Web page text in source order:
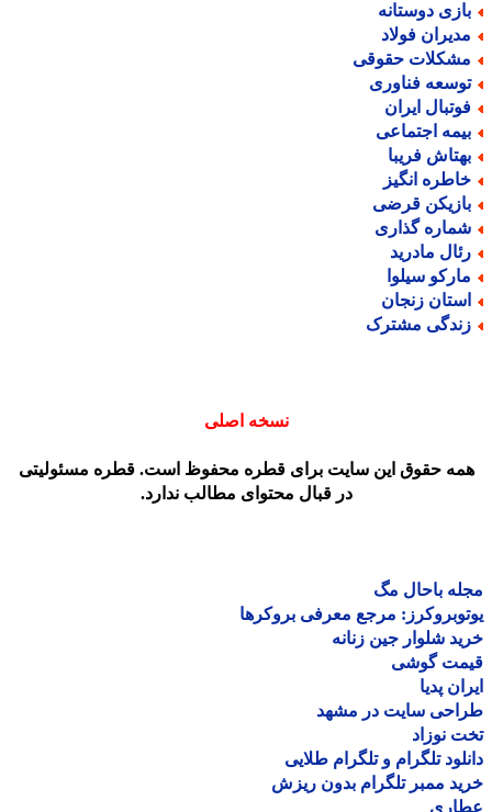
دوستانه
فولاد
حقوقی
فناوری
ایران
اجتماعی
فریبا
انگیز
قرضی
گذاری
مادرید
سیلوا
زنجان
مشترک
نسخه اصلی
حقوق این سایت برای قطره محفوظ است. قطره مسئولیتی
در قبال محتوای مطالب ندارد.
باحال مگ
مرجع معرفی بروکرها
شلوار جین زنانه
گوشی
پدیا
سایت در مشهد
نوزاد
تلگرام و تلگرام طلایی
ممبر تلگرام بدون ریزش